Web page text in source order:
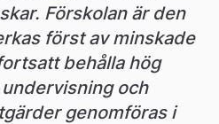
Förskolan är den
först av minskade
behålla hög
och
genomföras i